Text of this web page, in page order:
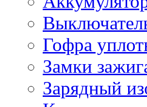
Гофра
Замки
Зарядный